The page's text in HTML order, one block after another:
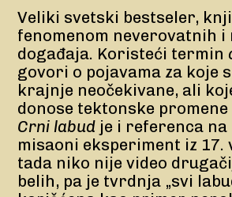
Veliki svetski bestseler,
fenomenom neverovatnih
događaja. Koristeći termin
govori o pojavama za koje
krajnje neočekivane, ali
donose tektonske
Crni labud je i referenca
misaoni eksperiment iz 17.
tada niko nije video
belih, pa je tvrdnja „svi